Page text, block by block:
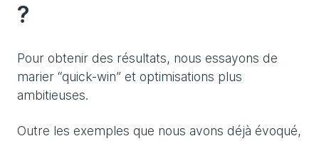
?
Pour obtenir des résultats, nous essayons de
marier “quick-win” et optimisations plus
ambitieuses.
Outre les exemples que nous avons déjà évoqué,